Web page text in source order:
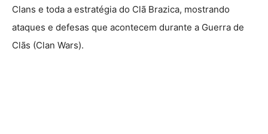
Clans e toda a estratégia do Clã Brazica, mostrando
ataques e defesas que acontecem durante a Guerra de
Clãs (Clan Wars).